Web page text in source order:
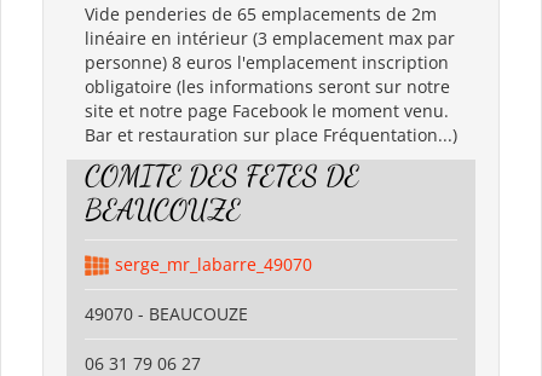
Vide penderies de 65 emplacements de 2m
linéaire en intérieur (3 emplacement max par
personne) 8 euros l'emplacement inscription
obligatoire (les informations seront sur notre
site et notre page Facebook le moment venu.
Bar et restauration sur place Fréquentation...)
COMITE DES FETES DE
BEAUCOUZE
serge_mr_labarre_49070
49070 - BEAUCOUZE
06 31 79 06 27